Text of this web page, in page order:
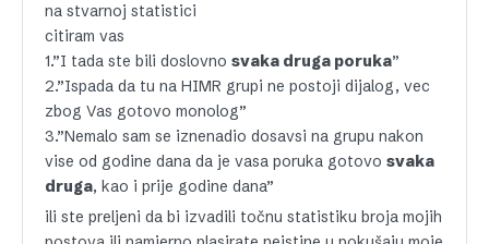
na stvarnoj statistici
citiram vas
1.”I tada ste bili doslovno svaka druga poruka”
2.”Ispada da tu na HIMR grupi ne postoji dijalog, vec
zbog Vas gotovo monolog”
3.”Nemalo sam se iznenadio dosavsi na grupu nakon
vise od godine dana da je vasa poruka gotovo svaka
druga, kao i prije godine dana”
ili ste preljeni da bi izvadili točnu statistiku broja mojih